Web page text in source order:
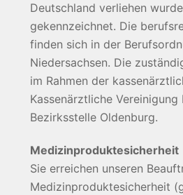
Deutschland verliehen
gekennzeichnet. Die
finden sich in der
Niedersachsen. Die
im Rahmen der
Kassenärztliche Vereinigung
Bezirksstelle Oldenburg.
Medizinproduktesicherheit
Sie erreichen unseren
Medizinproduktesicherheit